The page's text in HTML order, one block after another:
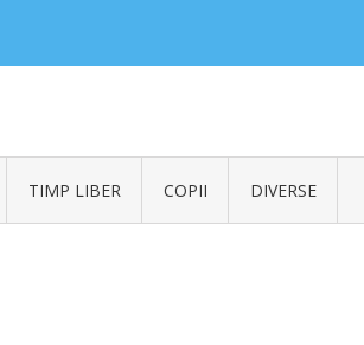
TIMP LIBER COPII DIVERSE